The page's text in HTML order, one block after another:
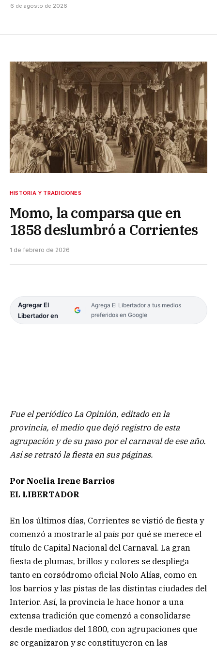
6 de agosto de 2026
HISTORIA Y TRADICIONES
Momo, la comparsa que en
1858 deslumbró a Corrientes
1 de febrero de 2026
Agregar El
Libertador en
Agrega El Libertador a tus medios
preferidos en Google
Fue el periódico La Opinión, editado en la
provincia, el medio que dejó registro de esta
agrupación y de su paso por el carnaval de ese año.
Así se retrató la fiesta en sus páginas.
Por Noelia Irene Barrios
EL LIBERTADOR
En los últimos días, Corrientes se vistió de fiesta y
comenzó a mostrarle al país por qué se merece el
título de Capital Nacional del Carnaval. La gran
fiesta de plumas, brillos y colores se despliega
tanto en corsódromo oficial Nolo Alías, como en
los barrios y las pistas de las distintas ciudades del
Interior. Así, la provincia le hace honor a una
extensa tradición que comenzó a consolidarse
desde mediados del 1800, con agrupaciones que
se organizaron y se constituyeron en las